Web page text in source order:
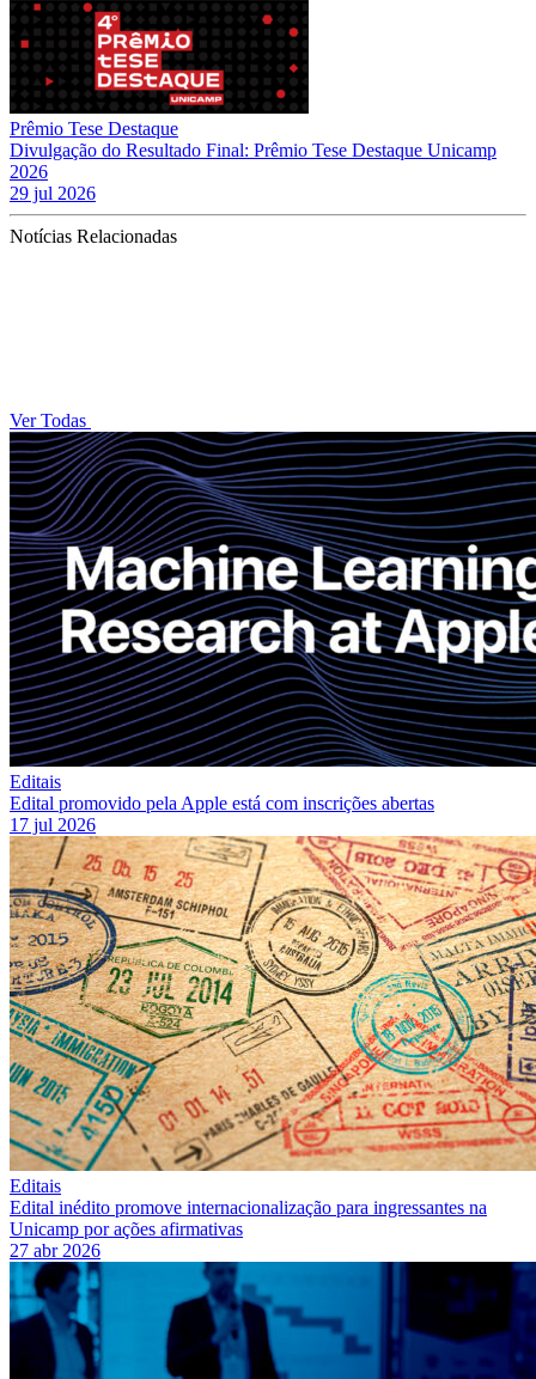
Prêmio Tese Destaque
Divulgação do Resultado Final: Prêmio Tese Destaque Unicamp
2026
29 jul 2026
Notícias Relacionadas
Ver Todas
Editais
Edital promovido pela Apple está com inscrições abertas
17 jul 2026
Editais
Edital inédito promove internacionalização para ingressantes na
Unicamp por ações afirmativas
27 abr 2026